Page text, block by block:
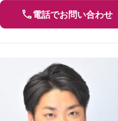
電話でお問い合わせ